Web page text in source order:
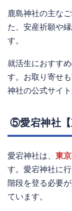
鹿島神社の主な
た、安産祈願や
す。
就活生におすす
す。お取り寄せ
神社の公式サイ
⑤愛宕神社【
愛宕神社は、 東
す。愛宕神社に
階段を登る必要
ています。